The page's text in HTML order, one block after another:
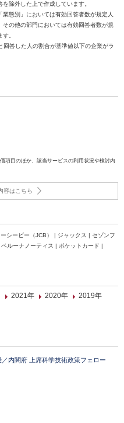
除外した上で作成しています。
態別」においては有効回答者数が規定人
の他の部門においては有効回答者数が規
。
答した人の割合が基準値以下の企業がラ
項目のほか、該当サービスの利用状況や検討内
容はこちら
シービー（JCB） | ジャックス | セゾンフ
ルーナノーティス | ポケットカード |
2021年 2020年
2019年
内閣府 上席科学技術政策フェロー